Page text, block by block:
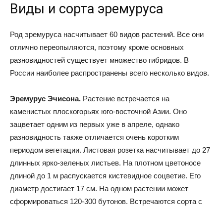
Виды и сорта эремуруса
Род эремуруса насчитывает 60 видов растений. Все они
отлично переопыляются, поэтому кроме основных
разновидностей существует множество гибридов. В
России наиболее распространены всего несколько видов.
Эремурус Эчисона. Растение встречается на
каменистых плоскогорьях юго-восточной Азии. Оно
зацветает одним из первых уже в апреле, однако
разновидность также отличается очень коротким
периодом вегетации. Листовая розетка насчитывает до 27
длинных ярко-зеленых листьев. На плотном цветоносе
длиной до 1 м распускается кистевидное соцветие. Его
диаметр достигает 17 см. На одном растении может
сформироваться 120-300 бутонов. Встречаются сорта с